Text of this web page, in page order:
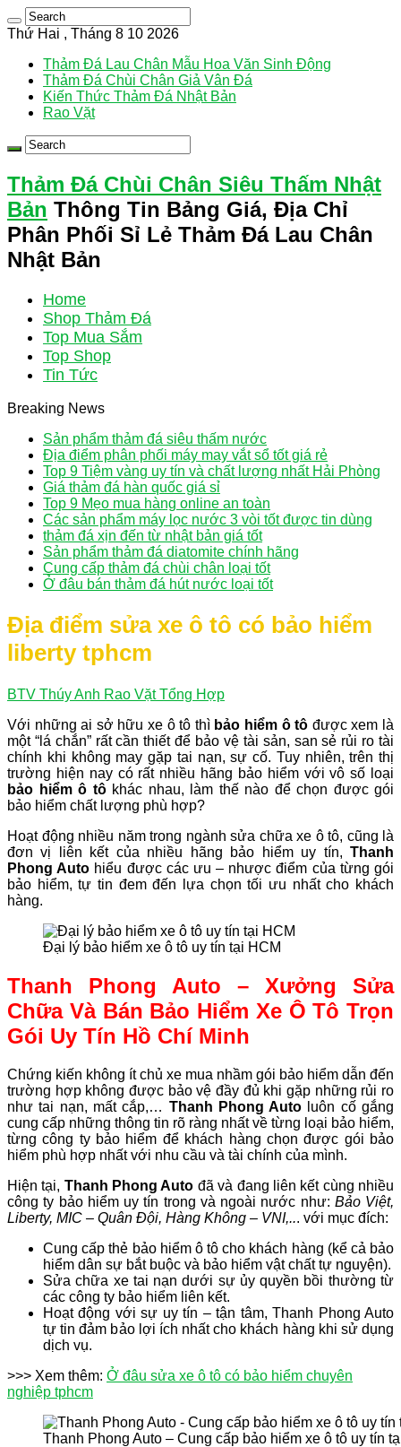
Thứ Hai , Tháng 8 10 2026
Thảm Đá Lau Chân Mẫu Hoa Văn Sinh Động
Thảm Đá Chùi Chân Giả Vân Đá
Kiến Thức Thảm Đá Nhật Bản
Rao Vặt
Thảm Đá Chùi Chân Siêu Thấm Nhật
Bản Thông Tin Bảng Giá, Địa Chỉ
Phân Phối Sỉ Lẻ Thảm Đá Lau Chân
Nhật Bản
Home
Shop Thảm Đá
Top Mua Sắm
Top Shop
Tin Tức
Breaking News
Sản phẩm thảm đá siêu thấm nước
Địa điểm phân phối máy may vắt sổ tốt giá rẻ
Top 9 Tiệm vàng uy tín và chất lượng nhất Hải Phòng
Giá thảm đá hàn quốc giá sỉ
Top 9 Mẹo mua hàng online an toàn
Các sản phẩm máy lọc nước 3 vòi tốt được tin dùng
thảm đá xịn đến từ nhật bản giá tốt
Sản phẩm thảm đá diatomite chính hãng
Cung cấp thảm đá chùi chân loại tốt
Ở đâu bán thảm đá hút nước loại tốt
Địa điểm sửa xe ô tô có bảo hiểm
liberty tphcm
BTV Thúy Anh Rao Vặt Tổng Hợp
Với những ai sở hữu xe ô tô thì bảo hiểm ô tô được xem là
một “lá chắn” rất cần thiết để bảo vệ tài sản, san sẻ rủi ro tài
chính khi không may gặp tai nạn, sự cố. Tuy nhiên, trên thị
trường hiện nay có rất nhiều hãng bảo hiểm với vô số loại
bảo hiểm ô tôkhác nhau, làm thế nào để chọn được gói
bảo hiểm chất lượng phù hợp?
Hoạt động nhiều năm trong ngành sửa chữa xe ô tô, cũng là
đơn vị liên kết của nhiều hãng bảo hiểm uy tín, Thanh
Phong Auto hiểu được các ưu – nhược điểm của từng gói
bảo hiểm, tự tin đem đến lựa chọn tối ưu nhất cho khách
hàng.
Đại lý bảo hiểm xe ô tô uy tín tại HCM
Thanh Phong Auto – Xưởng Sửa
Chữa Và Bán Bảo Hiểm Xe Ô Tô Trọn
Gói Uy Tín Hồ Chí Minh
Chứng kiến không ít chủ xe mua nhầm gói bảo hiểm dẫn đến
trường hợp không được bảo vệ đầy đủ khi gặp những rủi ro
như tai nạn, mất cắp,… Thanh Phong Auto luôn cố gắng
cung cấp những thông tin rõ ràng nhất về từng loại bảo hiểm,
từng công ty bảo hiểm để khách hàng chọn được gói bảo
hiểm phù hợp nhất với nhu cầu và tài chính của mình.
Hiện tại, Thanh Phong Auto đã và đang liên kết cùng nhiều
công ty bảo hiểm uy tín trong và ngoài nước như: Bảo Việt,
Liberty, MIC – Quân Đội, Hàng Không – VNI,... với mục đích:
Cung cấp thẻ bảo hiểm ô tô cho khách hàng (kể cả bảo
hiểm dân sự bắt buộc và bảo hiểm vật chất tự nguyện).
Sửa chữa xe tai nạn dưới sự ủy quyền bồi thường từ
các công ty bảo hiểm liên kết.
Hoạt động với sự uy tín – tận tâm, Thanh Phong Auto
tự tin đảm bảo lợi ích nhất cho khách hàng khi sử dụng
dịch vụ.
>>> Xem thêm: Ở đâu sửa xe ô tô có bảo hiểm chuyên
nghiệp tphcm
Thanh Phong Auto – Cung cấp bảo hiểm xe ô tô uy tín